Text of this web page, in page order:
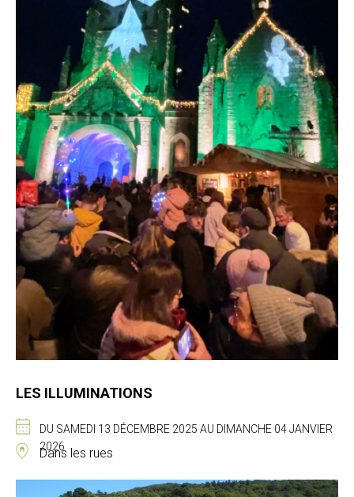
LES ILLUMINATIONS
DU SAMEDI 13 DÉCEMBRE 2025 AU DIMANCHE 04 JANVIER
2026
Dans les rues